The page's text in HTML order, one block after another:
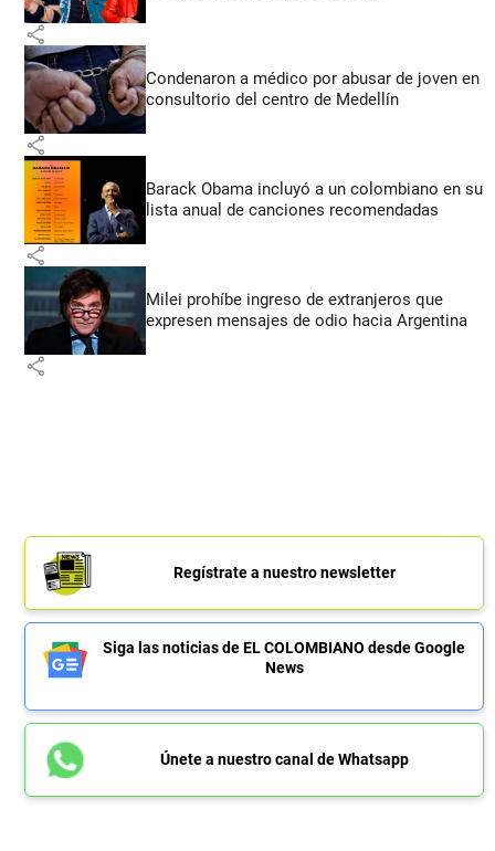
share
Condenaron a médico por abusar de joven en
consultorio del centro de Medellín
share
Barack Obama incluyó a un colombiano en su
lista anual de canciones recomendadas
share
Milei prohíbe ingreso de extranjeros que
expresen mensajes de odio hacia Argentina
share
Regístrate a nuestro newsletter
Siga las noticias de EL COLOMBIANO desde Google
News
Únete a nuestro canal de Whatsapp